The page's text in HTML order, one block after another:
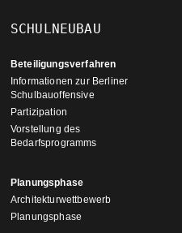
SCHULNEUBAU
Beteiligungsverfahren
Informationen zur Berliner
Schulbauoffensive
Partizipation
Vorstellung des
Bedarfsprogramms
Planungsphase
Architekturwettbewerb
Planungsphase